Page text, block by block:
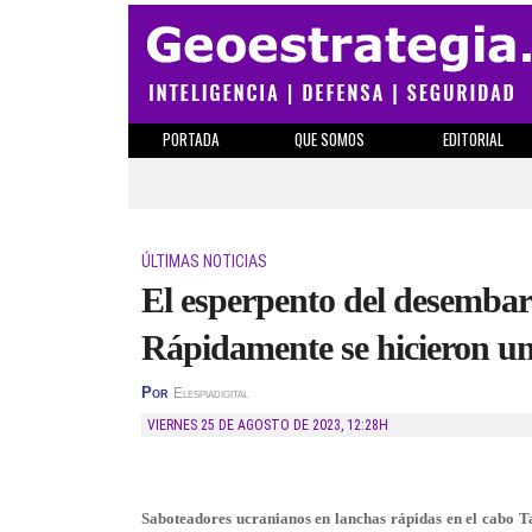
PORTADA QUE SOMOS EDITORIAL
ÚLTIMAS NOTICIAS
El esperpento del
Rápidamente se hicieron
Por Elespiadigital
VIERNES 25 DE AGOSTO DE 2023, 12:28H
Saboteadores ucranianos en lanchas rápidas en el cabo